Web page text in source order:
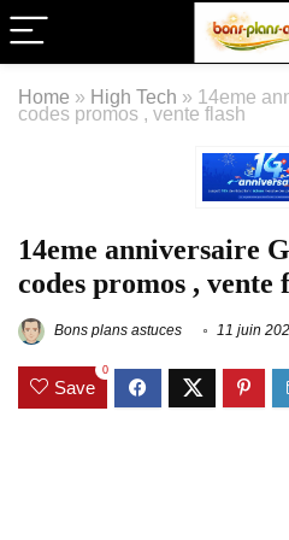
Home » High Tech » 14eme
codes promos , vente flash
14eme anniversaire
codes promos , vente
Bons plans astuces 11 juin
Save
0